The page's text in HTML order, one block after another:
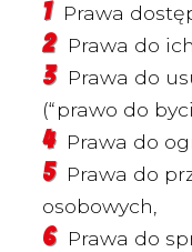
Prawa
Prawa do
Prawa do
(“prawo do
Prawa do
Prawa do
osobowych,
Prawa do